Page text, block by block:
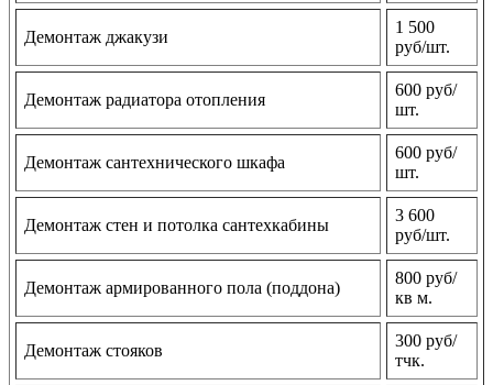
Демонтаж джакузи
1 500
руб/шт.
Демонтаж радиатора отопления
600 руб/
шт.
Демонтаж сантехнического шкафа
600 руб/
шт.
Демонтаж стен и потолка сантехкабины
3 600
руб/шт.
Демонтаж армированного пола (поддона)
800 руб/
кв м.
Демонтаж стояков
300 руб/
тчк.